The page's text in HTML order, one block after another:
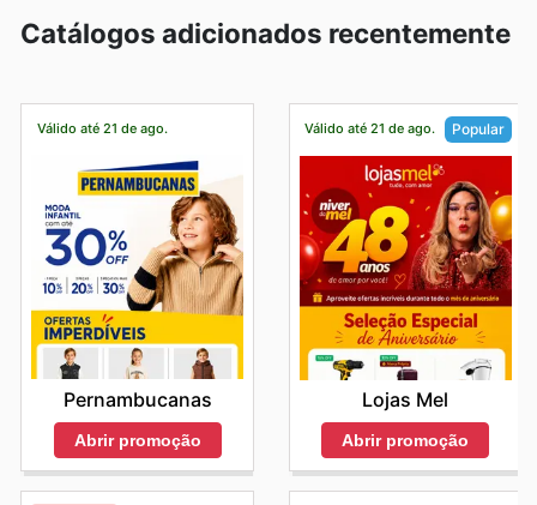
Catálogos adicionados recentemente
Válido até 21 de ago.
Pernambucanas
Abrir promoção
Válido até 21 de ago. Popular
Lojas Mel
Abrir promoção